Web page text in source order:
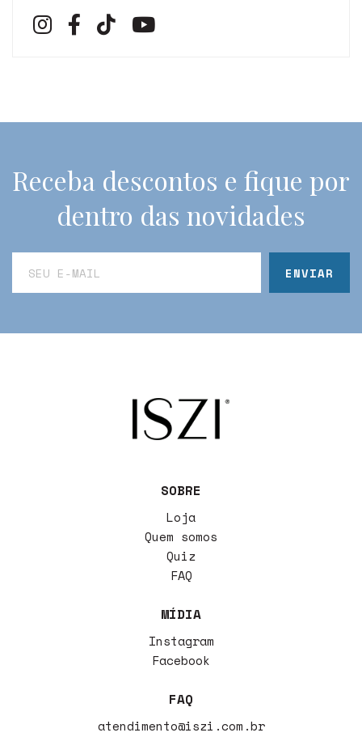
Receba descontos e fique por
dentro das novidades
SOBRE
Loja
Quem somos
Quiz
FAQ
MÍDIA
Instagram
Facebook
FAQ
atendimento@iszi.com.br